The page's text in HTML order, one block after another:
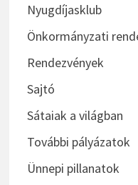
Nyugdíjasklub
Önkormányzati
Rendezvények
Sajtó
Sátaiak a világban
További pályázatok
Ünnepi pillanatok